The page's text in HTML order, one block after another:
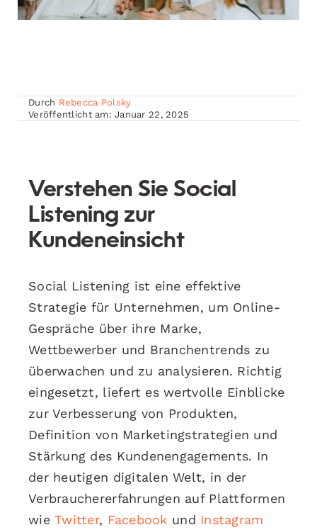
Durch Rebecca Polsky
Veröffentlicht am: Januar 22, 2025
Verstehen Sie Social
Listening zur
Kundeneinsicht
Social Listening ist eine effektive
Strategie für Unternehmen, um Online-
Gespräche über ihre Marke,
Wettbewerber und Branchentrends zu
überwachen und zu analysieren. Richtig
eingesetzt, liefert es wertvolle Einblicke
zur Verbesserung von Produkten,
Definition von Marketingstrategien und
Stärkung des Kundenengagements. In
der heutigen digitalen Welt, in der
Verbrauchererfahrungen auf Plattformen
wieTwitter, Facebook und Instagram